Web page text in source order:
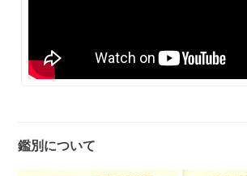
鑑別について